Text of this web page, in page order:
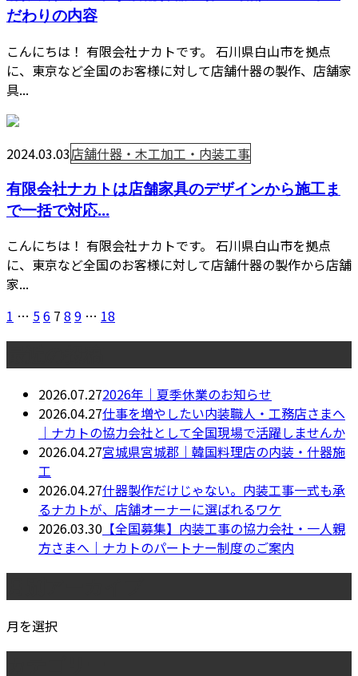
だわりの内容
こんにちは！ 有限会社ナカトです。 石川県白山市を拠点
に、東京など全国のお客様に対して店舗什器の製作、店舗家
具...
2024.03.03店舗什器・木工加工・内装工事
有限会社ナカトは店舗家具のデザインから施工ま
で一括で対応...
こんにちは！ 有限会社ナカトです。 石川県白山市を拠点
に、東京など全国のお客様に対して店舗什器の製作から店舗
家...
1 … 56 7 8 9 … 18
2026.07.272026年｜夏季休業のお知らせ
2026.04.27仕事を増やしたい内装職人・工務店さまへ
｜ナカトの協力会社として全国現場で活躍しませんか
2026.04.27宮城県宮城郡｜韓国料理店の内装・什器施
工
2026.04.27什器製作だけじゃない。内装工事一式も承
るナカトが、店舗オーナーに選ばれるワケ
2026.03.30 【全国募集】内装工事の協力会社・一人親
方さまへ｜ナカトのパートナー制度のご案内
月を選択